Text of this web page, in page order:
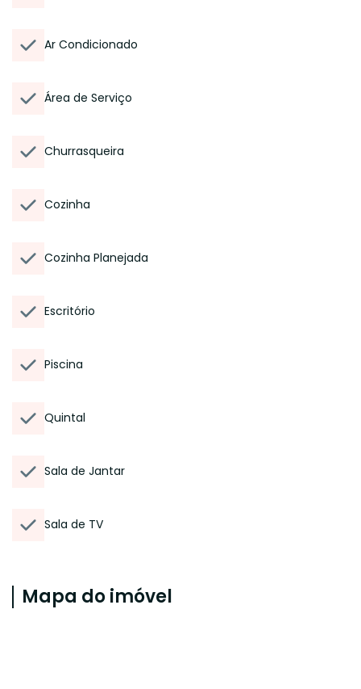
Ar Condicionado
Área de Serviço
Churrasqueira
Cozinha
Cozinha Planejada
Escritório
Piscina
Quintal
Sala de Jantar
Sala de TV
Mapa do imóvel